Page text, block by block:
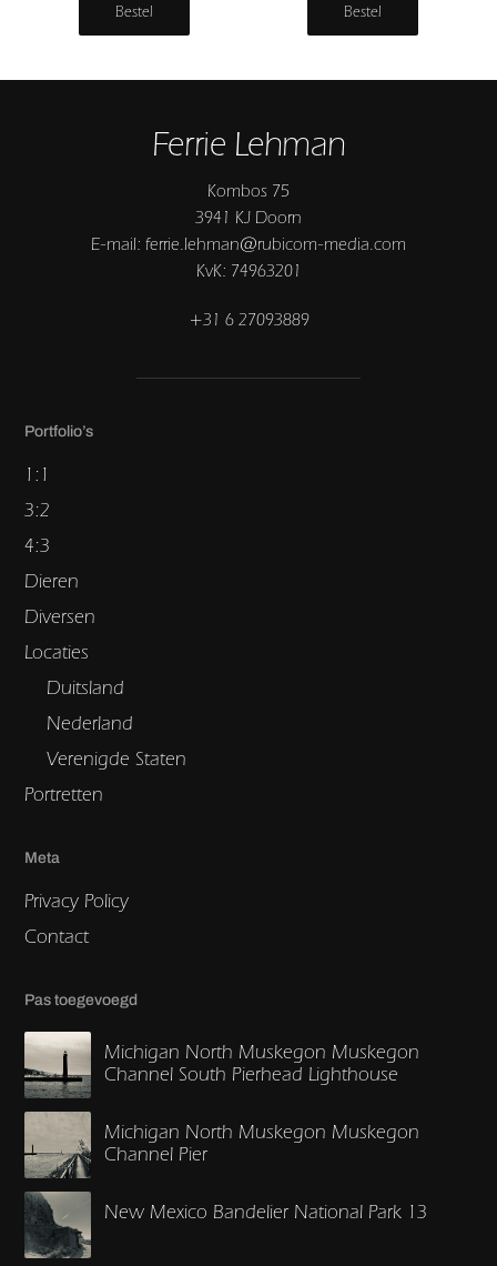
Bestel Bestel
Ferrie Lehman
Kombos 75
3941 KJ Doorn
E-mail: ferrie.lehman@rubicom-media.com
KvK: 74963201
+31 6 27093889
Portfolio’s
1:1
3:2
4:3
Dieren
Diversen
Locaties
Duitsland
Nederland
Verenigde Staten
Portretten
Meta
Privacy Policy
Contact
Pas toegevoegd
Michigan North Muskegon Muskegon
Channel South Pierhead Lighthouse
Michigan North Muskegon Muskegon
Channel Pier
New Mexico Bandelier National Park 13